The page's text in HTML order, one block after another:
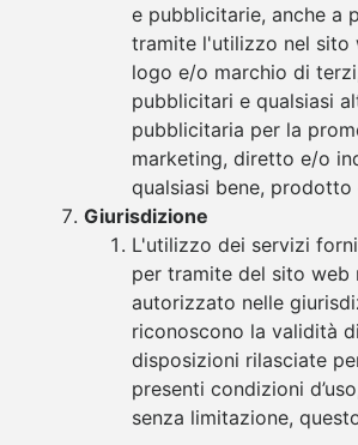
e pubblicitarie, anche a
tramite l'utilizzo nel sito
logo e/o marchio di
pubblicitari e qualsiasi
pubblicitaria per la
marketing, diretto e/o
qualsiasi bene, prodotto
Giurisdizione
L'utilizzo dei servizi
per tramite del sito web
autorizzato nelle
riconoscono la validità
disposizioni rilasciate
presenti condizioni
senza limitazione,